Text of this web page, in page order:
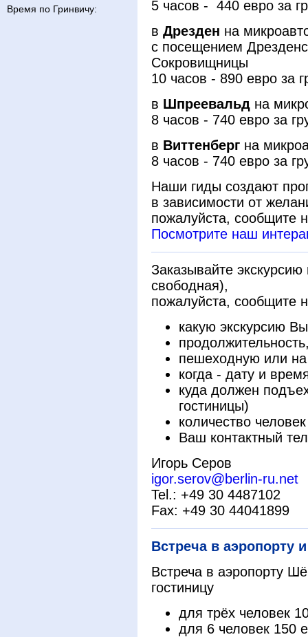
Время по Гринвичу:
5 часов - 440 евро за
в Дрезден на
с посещением
Сокровищницы
10 часов - 890 евро за
в Шпреевальд на
8 часов - 740 евро за
в Виттенберг на
8 часов - 740 евро за
Наши гиды создают
в зависимоcти от
пожалуйста, сообщите
Посмотрите наш
Заказывайте
свободная),
пожалуйста, сообщите
какую экскурсию
пешеходную или на
когда - дату и
куда должен
гостиницы)
количество человек
Ваш контактный
Игорь Серов
igor.serov@berlin-ru.net
Tel.: +49 30 4487102
Fax: +49 30 44041899
Встреча в аэропорту
Встреча в аэропорту
гостиницу
для трёх человек
для 6 человек 150